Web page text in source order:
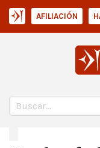
AFILIACIÓN